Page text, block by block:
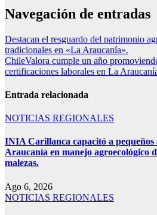
Navegación de entradas
Destacan el resguardo del patrimonio
tradicionales en «La Araucanía».
ChileValora cumple un año
certificaciones laborales en La
Entrada relacionada
NOTICIAS REGIONALES
INIA Carillanca capacitó a
Araucanía en manejo agroecológico
malezas.
Ago 6, 2026
NOTICIAS REGIONALES